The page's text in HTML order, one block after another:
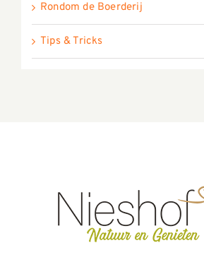
Rondom de Boerderij
Tips & Tricks